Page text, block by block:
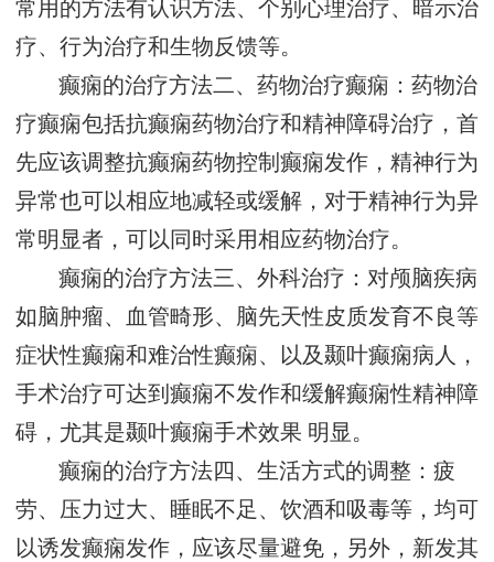
常用的方法有认识方法、个别心理治疗、暗示治
疗、行为治疗和生物反馈等。
癫痫的治疗方法二、药物治疗癫痫：药物治
疗癫痫包括抗癫痫药物治疗和精神障碍治疗，首
先应该调整抗癫痫药物控制癫痫发作，精神行为
异常也可以相应地减轻或缓解，对于精神行为异
常明显者，可以同时采用相应药物治疗。
癫痫的治疗方法三、外科治疗：对颅脑疾病
如脑肿瘤、血管畸形、脑先天性皮质发育不良等
症状性癫痫和难治性癫痫、以及颞叶癫痫病人，
手术治疗可达到癫痫不发作和缓解癫痫性精神障
碍，尤其是颞叶癫痫手术效果 明显。
癫痫的治疗方法四、生活方式的调整：疲
劳、压力过大、睡眠不足、饮酒和吸毒等，均可
以诱发癫痫发作，应该尽量避免，另外，新发其